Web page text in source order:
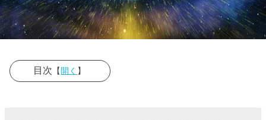
目次 【開く 】